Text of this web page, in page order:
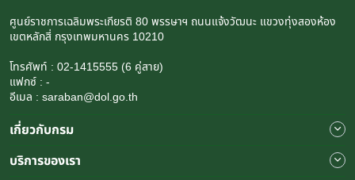
ศูนย์ราชการเฉลิมพระเกียรติ 80 พรรษาฯ ถนนแจ้งวัฒนะ แขวงทุ่งสองห้อง
เขตหลักสี่ กรุงเทพมหานคร 10210
โทรศัพท์ : 02-1415555 (6 คู่สาย)
แฟกซ์ : -
อีเมล : saraban@dol.go.th
เกี่ยวกับกรม
บริการของเรา